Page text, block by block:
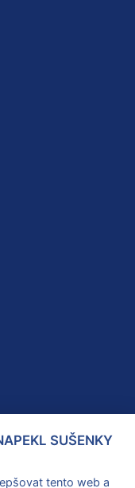
SUŠENKY
tento web a